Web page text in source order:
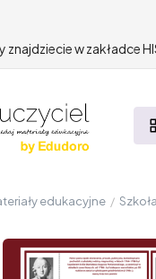
w zakładce
edukacyjne /